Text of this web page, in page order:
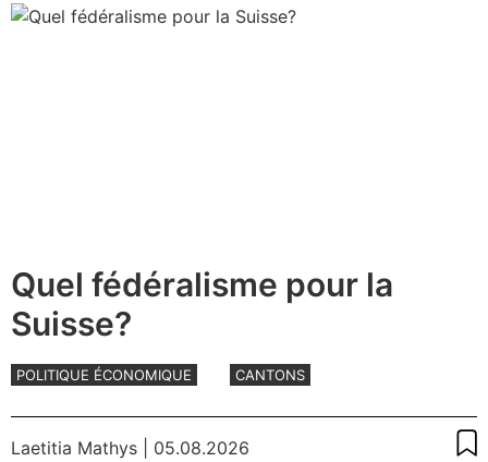
Quel fédéralisme pour la
Suisse?
POLITIQUE ÉCONOMIQUE CANTONS
Laetitia Mathys | 05.08.2026